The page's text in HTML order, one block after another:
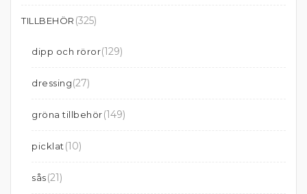
TILLBEHÖR (325)
dipp och röror(129)
dressing(27)
gröna tillbehör(149)
picklat (10)
sås(21)